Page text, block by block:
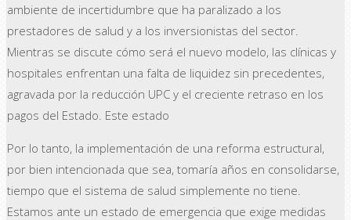
ambiente de incertidumbre que ha paralizado a los
prestadores de salud y a los inversionistas del sector.
Mientras se discute cómo será el nuevo modelo, las clínicas y
hospitales enfrentan una falta de liquidez sin precedentes,
agravada por la reducción UPC y el creciente retraso en los
pagos del Estado. Este estado
Por lo tanto, la implementación de una reforma estructural,
por bien intencionada que sea, tomaría años en consolidarse,
tiempo que el sistema de salud simplemente no tiene.
Estamos ante un estado de emergencia que exige medidas